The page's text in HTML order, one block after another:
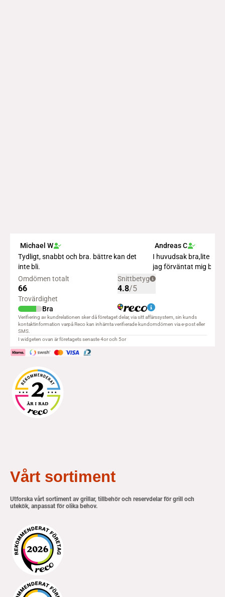
Vårt sortiment
Utforska vårt sortiment av grillar, tillbehör och reservdelar för grill och
utekök, anpassat för olika behov.